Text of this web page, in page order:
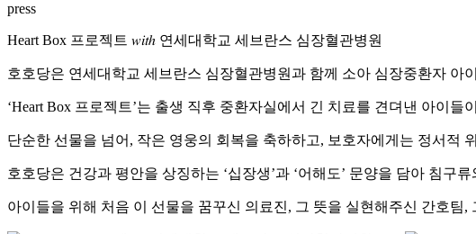
press
Heart Box 프로젝트 𝑤𝑖𝑡ℎ 연세대학교 세브란스 심장혈관병원
호호당은 연세대학교 세브란스 심장혈관병원과 함께 소아 심장중환자 아
‘Heart Box 프로젝트’는 출생 직후 중환자실에서 긴 치료를 견뎌낸 아이
단순한 선물을 넘어, 작은 영웅의 회복을 축하하고, 보호자에게는 정서적
호호당은 건강과 평안을 상징하는 ‘십장생’과 ‘어해도’ 문양을 담아 침
아이들을 위해 처음 이 선물을 꿈꾸신 의료진, 그 뜻을 실현해주신 간호